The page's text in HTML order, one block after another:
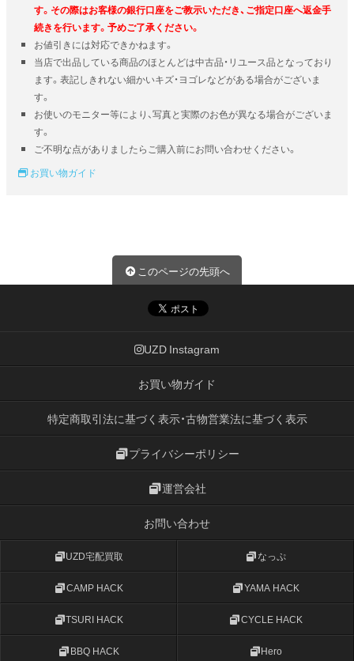
す。その際はお客様の銀行口座をご教示いただき、ご指定口座へ返金手
続きを行います。予めご了承ください。
お値引きには対応できかねます。
当店で出品している商品のほとんどは中古品・リユース品となっており
ます。表記しきれない細かいキズ・ヨゴレなどがある場合がございま
す。
お使いのモニター等により、写真と実際のお色が異なる場合がございま
す。
ご不明な点がありましたらご購入前にお問い合わせください。
お買い物ガイド
このページの先頭へ
UZD Instagram
お買い物ガイド
特定商取引法に基づく表示・古物営業法に基づく表示
プライバシーポリシー
運営会社
お問い合わせ
UZD宅配買取 なっぷ
CAMP HACK YAMA HACK
TSURI HACK CYCLE HACK
BBQ HACK Hero